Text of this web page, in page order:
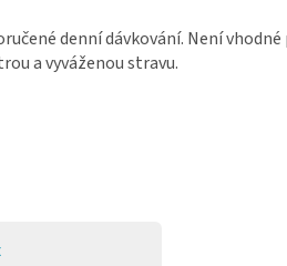
denní dávkování. Není
a vyváženou stravu.